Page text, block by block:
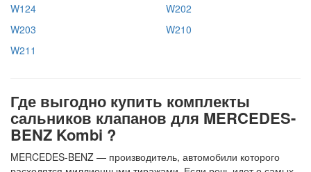
W124
W202
W203
W210
W211
Где выгодно купить комплекты
сальников клапанов для MERCEDES-
BENZ Kombi ?
MERCEDES-BENZ — производитель, автомобили которого